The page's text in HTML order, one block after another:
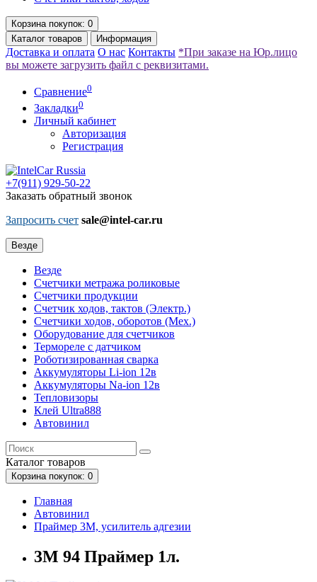
Корзина покупок: 0
Каталог товаров Информация
Доставка и оплата О нас Контакты *При заказе на Юр.лицо
вы можете загрузить файл с реквизитами.
Сравнение0
Закладки0
Личный кабинет
Авторизация
Регистрация
+7(911) 929-50-22
Заказать обратный звонок
Запросить счет sale@intel-car.ru
Везде
Везде
Счетчики метража роликовые
Счетчики продукции
Счетчик ходов, тактов (Электр.)
Счетчики ходов, оборотов (Мех.)
Оборудование для счетчиков
Термореле с датчиком
Роботизированная сварка
Аккумуляторы Li-ion 12в
Аккумуляторы Na-ion 12в
Тепловизоры
Клей Ultra888
Автовинил
Каталог товаров
Корзина покупок: 0
Главная
Автовинил
Праймер 3М, усилитель адгезии
3М 94 Праймер 1л.